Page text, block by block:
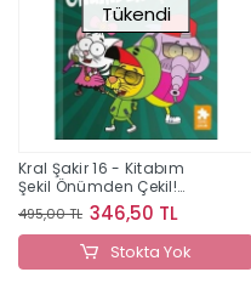
Tükendi
Kral Şakir 16 - Kitabım
Şekil Önümden Çekil!
(Ciltli)
495,00 TL 346,50 TL
Stokta Yok